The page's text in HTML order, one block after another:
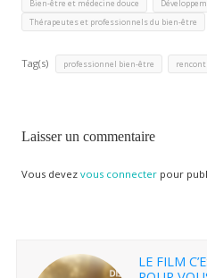
Bien-être et médecine douce
Thérapeutes et professionnels du bien-être
Tag(s) professionnel bien-être
Laisser un commentaire
Vous devez vous connecterpour
LE FILM